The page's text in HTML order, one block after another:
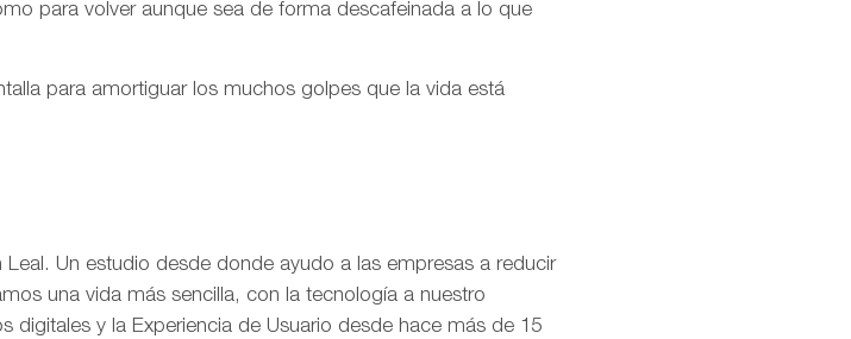
para volver aunque sea de forma descafeinada a lo que
para amortiguar los muchos golpes que la vida está
Un estudio desde donde ayudo a las empresas a reducir
una vida más sencilla, con la tecnología a nuestro
digitales y la Experiencia de Usuario desde hace más de 15